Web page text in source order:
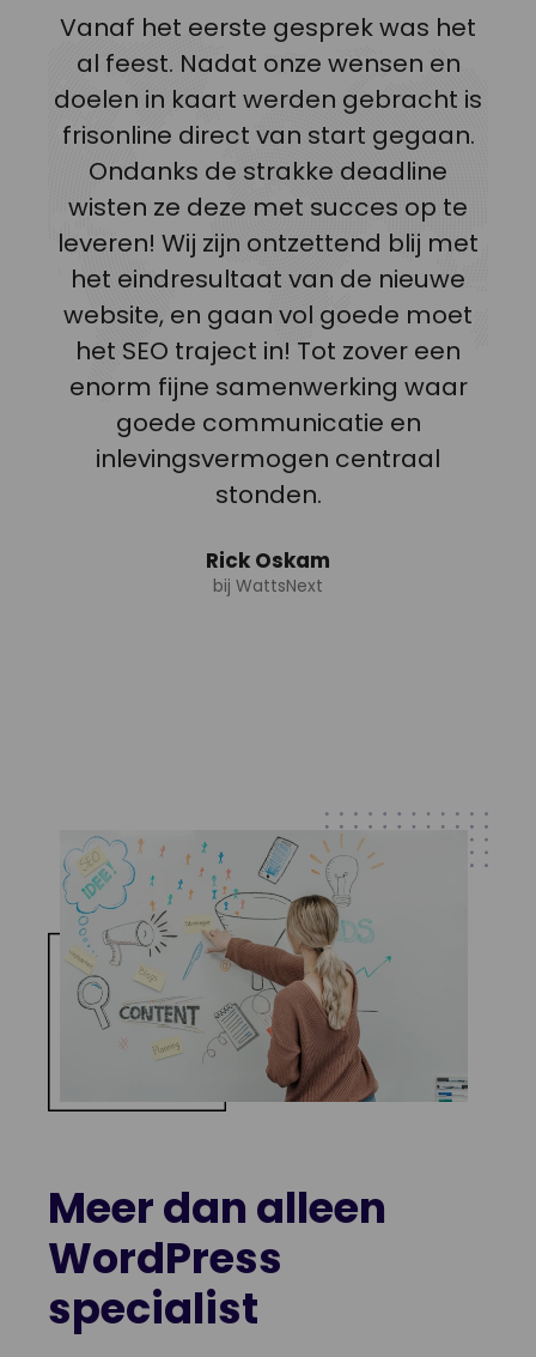
Vanaf het eerste gesprek was het
al feest. Nadat onze wensen en
doelen in kaart werden gebracht is
frisonline direct van start gegaan.
Ondanks de strakke deadline
wisten ze deze met succes op te
leveren! Wij zijn ontzettend blij met
het eindresultaat van de nieuwe
website, en gaan vol goede moet
het SEO traject in! Tot zover een
enorm fijne samenwerking waar
goede communicatie en
inlevingsvermogen centraal
stonden.
Rick Oskam
bij WattsNext
Meer dan alleen
WordPress
specialist